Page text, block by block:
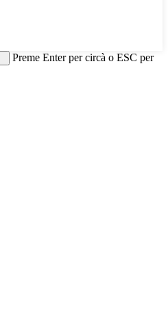
Preme Enter per circà o ESC per